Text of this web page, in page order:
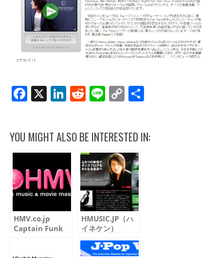
Facebook
X LinkedIn
Reddit
LineCopy
YOU MIGHT ALSO BE INTERESTED IN:
HMV.co.jp
Captain Funk
HMUSIC.JP（ハ
イネケン）
Captain Funk
「Heavy